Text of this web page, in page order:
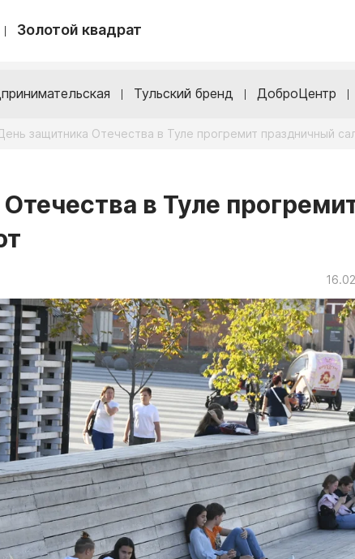
Золотой квадрат
Тульский бренд ДоброЦентр
защитника Отечества в Туле прогремит праздничный
в Туле